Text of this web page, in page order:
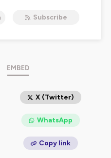
explorer le concept
à un aspect différent
également des
aiderà identifier un
entourage.
Subscribe
EMBED
X (Twitter)
WhatsApp
Copy link